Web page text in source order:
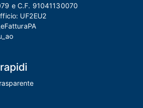
e C.F. 91041130070
UF2EU2